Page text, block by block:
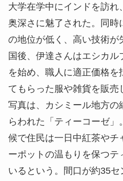
大学在学中にインドを訪れ
奥深さに魅了された。同時
の地位が低く、高い技術が
国後、伊達さんはエシカル
を始め、職人に適正価格を
てもらった服や雑貨を販売
写真は、カシミール地方の
らわれた「ティーコーゼ
候で住民は一日中紅茶やチ
ーポットの温もりを保つテ
いるという。間口が約35